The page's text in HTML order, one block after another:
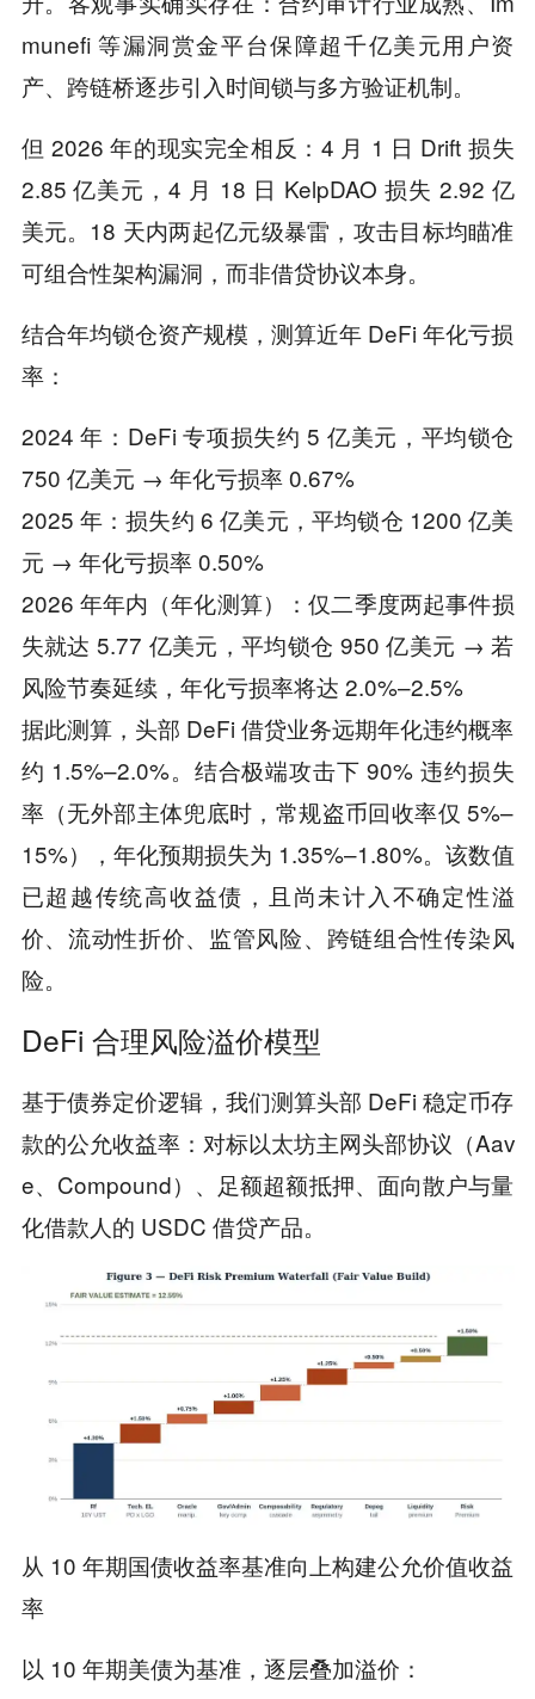
munefi 等漏洞赏金平台保障超千亿美元用户资
产、跨链桥逐步引入时间锁与多方验证机制。
但 2026 年的现实完全相反：4 月 1 日 Drift 损失
2.85 亿美元，4 月 18 日 KelpDAO 损失 2.92 亿
美元。18 天内两起亿元级暴雷，攻击目标均瞄准
可组合性架构漏洞，而非借贷协议本身。
结合年均锁仓资产规模，测算近年 DeFi 年化亏损
率：
2024 年：DeFi 专项损失约 5 亿美元，平均锁仓
750 亿美元 → 年化亏损率 0.67%
2025 年：损失约 6 亿美元，平均锁仓 1200 亿美
元 → 年化亏损率 0.50%
2026 年年内（年化测算）：仅二季度两起事件损
失就达 5.77 亿美元，平均锁仓 950 亿美元 → 若
风险节奏延续，年化亏损率将达 2.0%–2.5%
据此测算，头部 DeFi 借贷业务远期年化违约概率
约 1.5%–2.0%。结合极端攻击下 90% 违约损失
率（无外部主体兜底时，常规盗币回收率仅 5%–
15%），年化预期损失为 1.35%–1.80%。该数值
已超越传统高收益债，且尚未计入不确定性溢
价、流动性折价、监管风险、跨链组合性传染风
险。
DeFi 合理风险溢价模型
基于债券定价逻辑，我们测算头部 DeFi 稳定币存
款的公允收益率：对标以太坊主网头部协议（Aav
e、Compound）、足额超额抵押、面向散户与量
化借款人的 USDC 借贷产品。
从 10 年期国债收益率基准向上构建公允价值收益
率
以 10 年期美债为基准，逐层叠加溢价：